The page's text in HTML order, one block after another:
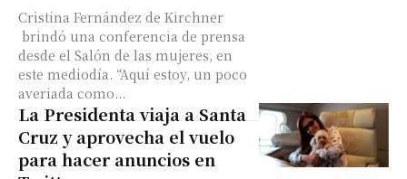
Cristina Fernández de Kirchner
brindó una conferencia de prensa
desde el Salón de las mujeres, en
este mediodía. “Aquí estoy, un poco
averiada como...
La Presidenta viaja a Santa
Cruz y aprovecha el vuelo
para hacer anuncios en